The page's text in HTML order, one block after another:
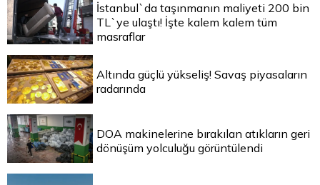
İstanbul`da taşınmanın maliyeti 200 bin
TL`ye ulaştı! İşte kalem kalem tüm
masraflar
Altında güçlü yükseliş! Savaş piyasaların
radarında
DOA makinelerine bırakılan atıkların geri
dönüşüm yolculuğu görüntülendi